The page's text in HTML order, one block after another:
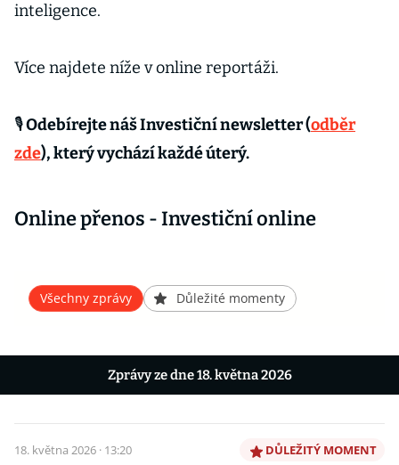
inteligence.
Více najdete níže v online reportáži.
🎙 Odebírejte náš Investiční newsletter (odběr
zde), který vychází každé úterý.
Online přenos - Investiční online
Všechny zprávy Důležité momenty
Zprávy ze dne 18. května 2026
18. května 2026 · 13:20 DŮLEŽITÝ MOMENT